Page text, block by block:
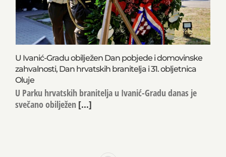
U Ivanić-Gradu obilježen Dan pobjede i domovinske
zahvalnosti, Dan hrvatskih branitelja i 31. obljetnica
Oluje
U Parku hrvatskih branitelja u Ivanić-Gradu danas je
svečano obilježen [...]